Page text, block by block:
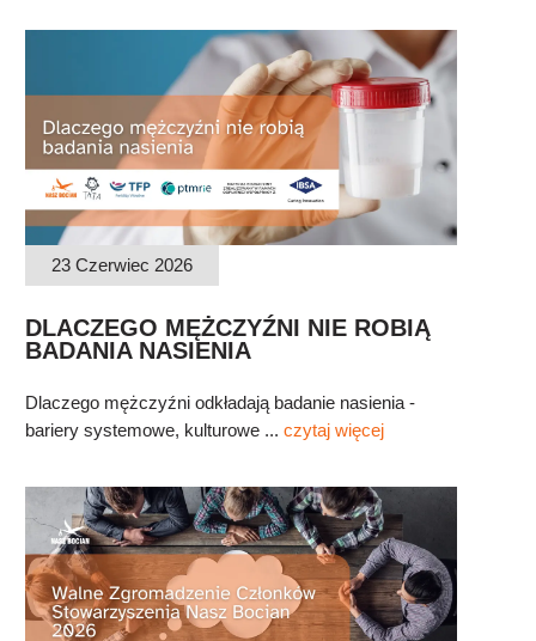
23 Czerwiec 2026
DLACZEGO MĘŻCZYŹNI NIE ROBIĄ
BADANIA NASIENIA
Dlaczego mężczyźni odkładają badanie nasienia -
bariery systemowe, kulturowe ... czytaj więcej